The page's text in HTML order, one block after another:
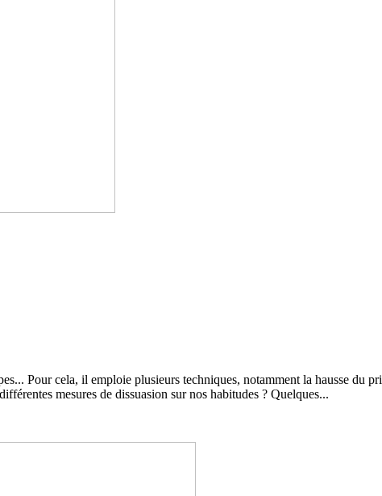
Pour cela, il emploie plusieurs techniques, notamment la hausse du
mesures de dissuasion sur nos habitudes ? Quelques...